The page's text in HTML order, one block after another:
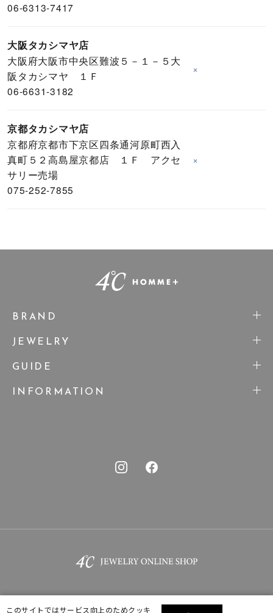
06-6313-7417
大阪タカシマヤ店
大阪府大阪市中央区難波５－１－５大
阪タカシマヤ １Ｆ
06-6631-3182
×
京都タカシマヤ店
京都府京都市下京区四条通河原町西入
真町５２高島屋京都店 １Ｆ アクセ
サリー売場
075-252-7855
×
BRAND
JEWELRY
GUIDE
INFORMATION
このサイトではサービス向上のためクッキ